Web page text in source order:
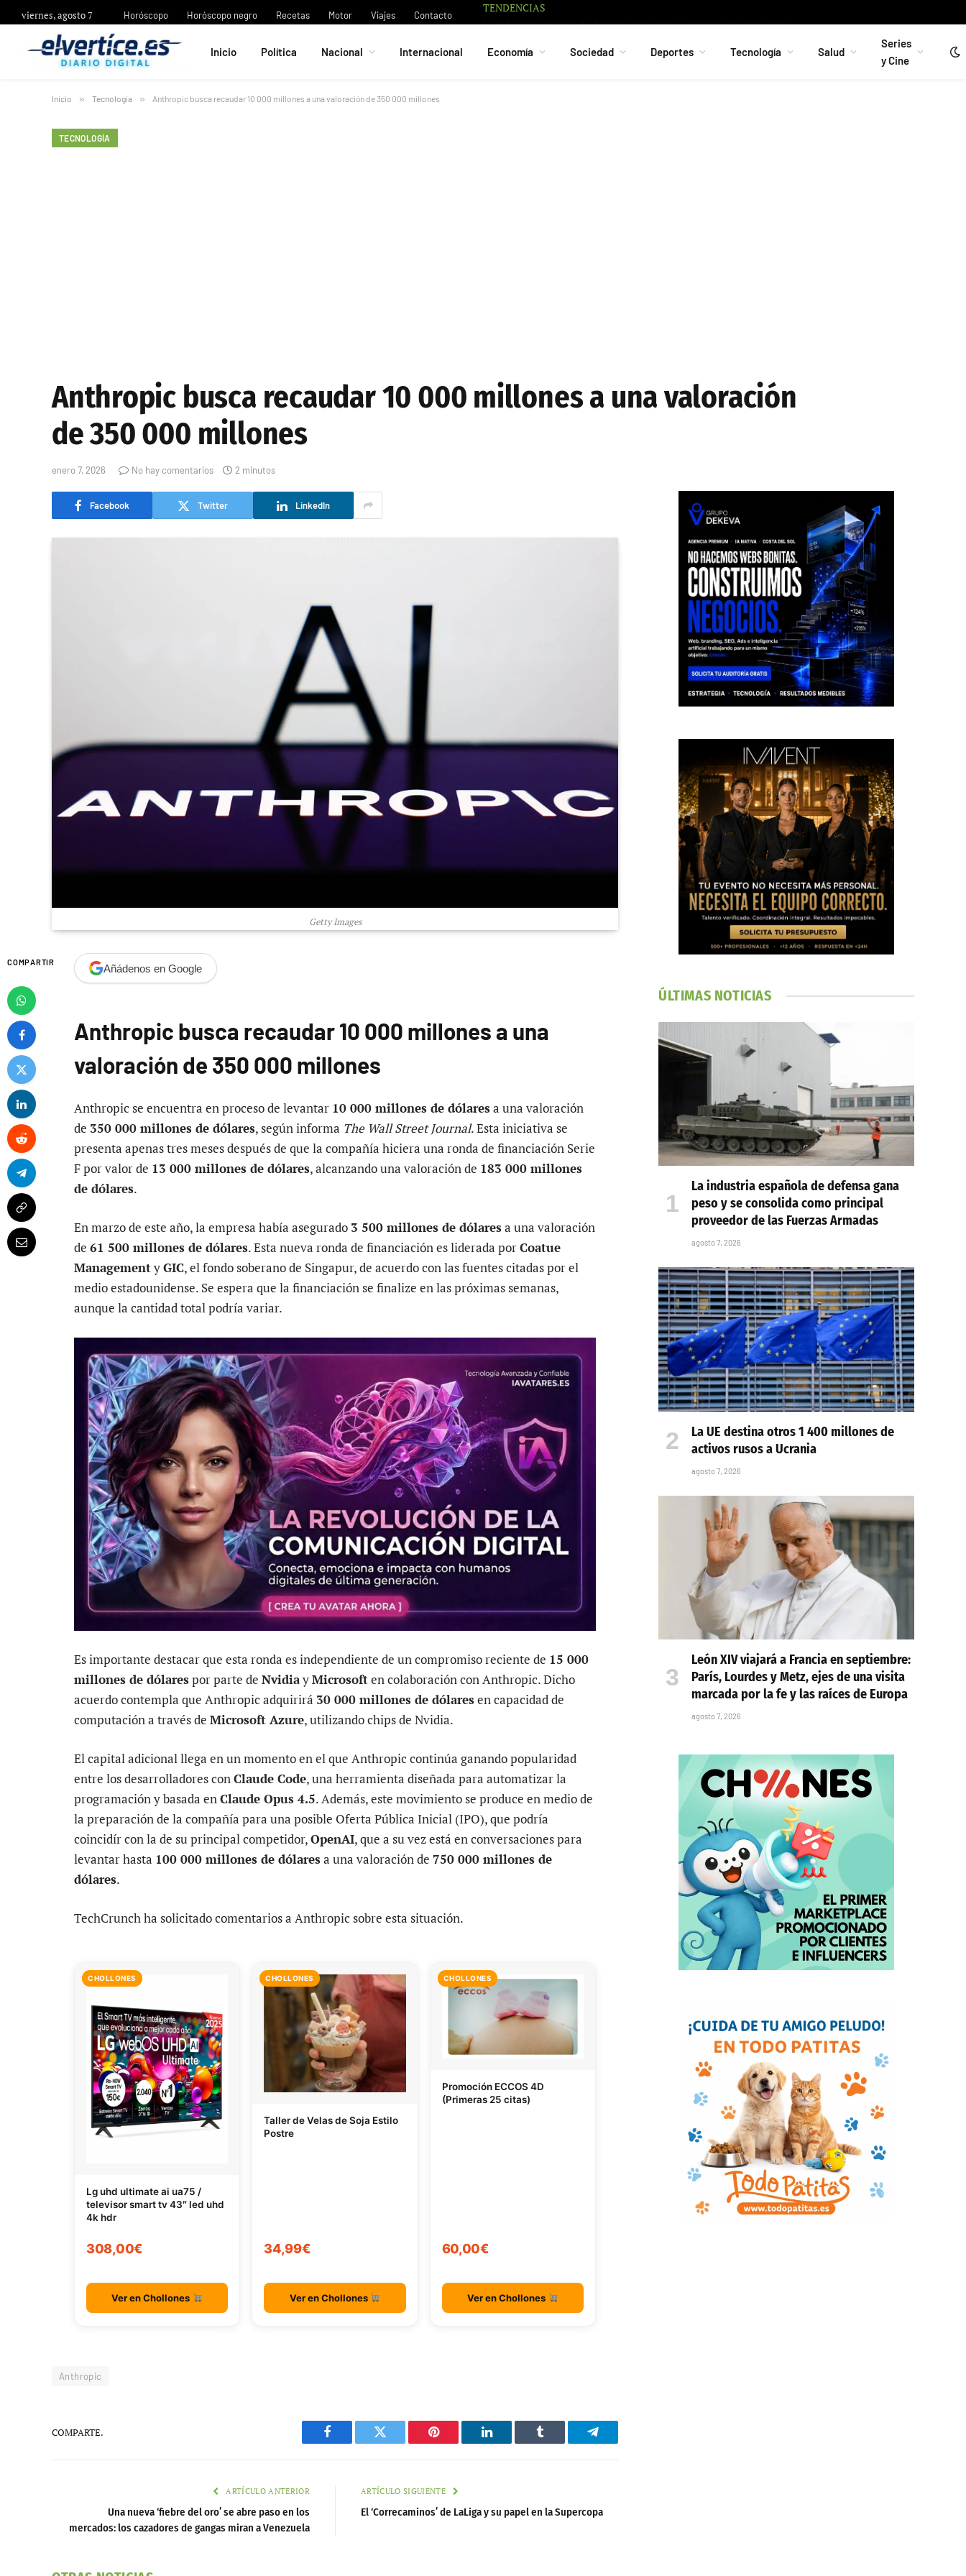
viernes, agosto 7 Horóscopo Horóscopo negro Recetas Motor Viajes Contacto TENDENCIAS
Inicio Política Nacional Internacional Economía Sociedad Deportes Tecnología Salud
Series
y Cine
Inicio » Tecnología » Anthropic busca recaudar 10 000 millones a una valoración de 350 000 millones
TECNOLOGÍA
Anthropic busca recaudar 10 000 millones a una valoración
de 350 000 millones
enero 7, 2026 No hay comentarios 2 minutos
Facebook Twitter LinkedIn
Getty Images
COMPARTIR Añádenos en Google
Anthropic busca recaudar 10 000 millones a una
valoración de 350 000 millones
Anthropic se encuentra en proceso de levantar 10 000 millones de dólaresa una valoración
de 350 000 millones de dólares, según informa The Wall Street Journal. Esta iniciativa se
presenta apenas tres meses después de que la compañía hiciera una ronda de financiación Serie
F por valor de 13 000 millones de dólares, alcanzando una valoración de 183 000 millones
de dólares.
En marzo de este año, la empresa había asegurado 3 500 millones de dólaresa una valoración
de 61 500 millones de dólares. Esta nueva ronda de financiación es liderada porCoatue
ManagementyGIC, el fondo soberano de Singapur, de acuerdo con las fuentes citadas por el
medio estadounidense. Se espera que la financiación se finalize en las próximas semanas,
aunque la cantidad total podría variar.
Es importante destacar que esta ronda es independiente de un compromiso reciente de 15 000
millones de dólarespor parte de NvidiayMicrosoften colaboración con Anthropic. Dicho
acuerdo contempla que Anthropic adquirirá 30 000 millones de dólaresen capacidad de
computación a través de Microsoft Azure, utilizando chips de Nvidia.
El capital adicional llega en un momento en el que Anthropic continúa ganando popularidad
entre los desarrolladores conClaude Code, una herramienta diseñada para automatizar la
programación y basada enClaude Opus 4.5. Además, este movimiento se produce en medio de
la preparación de la compañía para una posible Oferta Pública Inicial (IPO), que podría
coincidír con la de su principal competidor,OpenAI, que a su vez está en conversaciones para
levantar hasta 100 000 millones de dólaresa una valoración de 750 000 millones de
dólares.
TechCrunch ha solicitado comentarios a Anthropic sobre esta situación.
CHOLLONES
Lg uhd ultimate ai ua75 /
televisor smart tv 43″ led uhd
4k hdr
308,00€
Ver en Chollones
CHOLLONES
Taller de Velas de Soja Estilo
Postre
34,99€
Ver en Chollones
CHOLLONES
Promoción ECCOS 4D
(Primeras 25 citas)
60,00€
Ver en Chollones
Anthropic
COMPARTE.
Facebook Twitter Pinterest LinkedIn Tumblr Telegram
ARTÍCULO ANTERIOR
Una nueva ‘fiebre del oro’ se abre paso en los
mercados: los cazadores de gangas miran a Venezuela
ARTÍCULO SIGUIENTE
El ‘Correcaminos’ de LaLiga y su papel en la Supercopa
ÚLTIMAS NOTICIAS
La industria española de defensa gana
peso y se consolida como principal
proveedor de las Fuerzas Armadas
agosto 7, 2026
La UE destina otros 1 400 millones de
activos rusos a Ucrania
agosto 7, 2026
León XIV viajará a Francia en septiembre:
París, Lourdes y Metz, ejes de una visita
marcada por la fe y las raíces de Europa
agosto 7, 2026